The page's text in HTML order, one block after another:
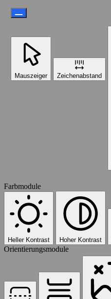
Mauszeiger Zeichenabstand
Farbmodule
Heller Kontrast Hoher Kontrast
Orientierungsmodule